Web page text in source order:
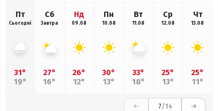
Пт
Сьогодні
31°
19°
Сб
Завтра
27°
16°
Нд
09.08
26°
12°
Пн
10.08
30°
13°
Вт
11.08
33°
18°
Ср
12.08
25°
13°
Чт
13.08
25°
11°
7/14